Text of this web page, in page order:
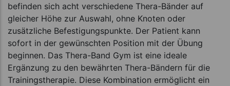
befinden sich acht verschiedene Thera-Bänder auf
gleicher Höhe zur Auswahl, ohne Knoten oder
zusätzliche Befestigungspunkte. Der Patient kann
sofort in der gewünschten Position mit der Übung
beginnen. Das Thera-Band Gym ist eine ideale
Ergänzung zu den bewährten Thera-Bändern für die
Trainingstherapie. Diese Kombination ermöglicht ein